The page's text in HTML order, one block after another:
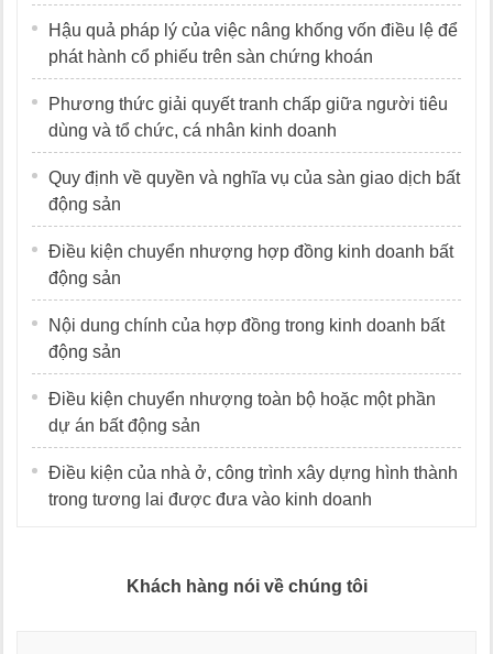
Hậu quả pháp lý của việc nâng khống vốn điều lệ để
phát hành cổ phiếu trên sàn chứng khoán
Phương thức giải quyết tranh chấp giữa người tiêu
dùng và tổ chức, cá nhân kinh doanh
Quy định về quyền và nghĩa vụ của sàn giao dịch bất
động sản
Điều kiện chuyển nhượng hợp đồng kinh doanh bất
động sản
Nội dung chính của hợp đồng trong kinh doanh bất
động sản
Điều kiện chuyển nhượng toàn bộ hoặc một phần
dự án bất động sản
Điều kiện của nhà ở, công trình xây dựng hình thành
trong tương lai được đưa vào kinh doanh
Khách hàng nói về chúng tôi